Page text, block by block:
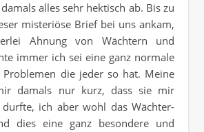
alles sehr hektisch ab. Bis zu
misteriöse Brief bei uns ankam,
Ahnung von Wächtern und
immer ich sei eine ganz normale
die jeder so hat. Meine
damals nur kurz, dass sie mir
ich aber wohl das Wächter-
dies eine ganz besondere und